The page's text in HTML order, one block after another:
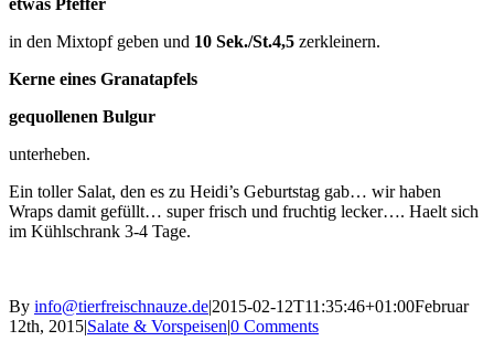
in den Mixtopf geben und 10 Sek./St.4,5 zerkleinern.
Kerne eines Granatapfels
gequollenen Bulgur
unterheben.
Ein toller Salat, den es zu Heidi’s Geburtstag gab… wir haben
Wraps damit gefüllt… super frisch und fruchtig lecker…. Haelt sich
im Kühlschrank 3-4 Tage.
By info@tierfreischnauze.de|2015-02-12T11:35:46+01:00Februar
12th, 2015|Salate & Vorspeisen|0 Comments